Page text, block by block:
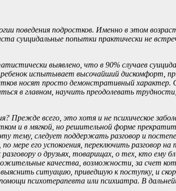
поведения подростков. Именно в этом
суицидальные попытки практически не
выявлено, что в 90% случаев
испытывает высочайший дискомфорт,
носят просто демонстративный характер.
в главном, научить преодолевать
всего, это хотя и не психическое
и в мягкой, но решительной форме
тему, следует поддержать разговор и
его успокоения, переключить разговор на
о друзьях, товарищах, о тех, кто ему
качества, возможности, за счет
ситуацию, приведшую к поступку, и
психотерапевта или психиатра. В